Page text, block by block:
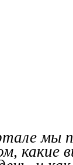
мы
какие